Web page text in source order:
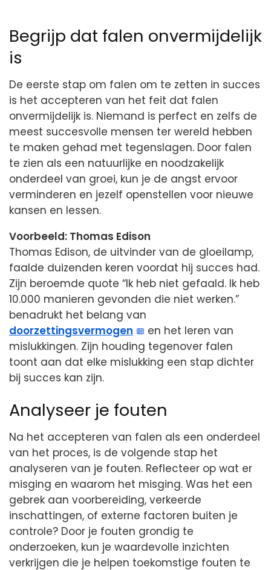
Begrijp dat falen onvermijdelijk
is
De eerste stap om falen om te zetten in succes
is het accepteren van het feit dat falen
onvermijdelijk is. Niemand is perfect en zelfs de
meest succesvolle mensen ter wereld hebben
te maken gehad met tegenslagen. Door falen
te zien als een natuurlijke en noodzakelijk
onderdeel van groei, kun je de angst ervoor
verminderen en jezelf openstellen voor nieuwe
kansen en lessen.
Voorbeeld: Thomas Edison
Thomas Edison, de uitvinder van de gloeilamp,
faalde duizenden keren voordat hij succes had.
Zijn beroemde quote “Ik heb niet gefaald. Ik heb
10.000 manieren gevonden die niet werken.”
benadrukt het belang van
doorzettingsvermogen
en het leren van
mislukkingen. Zijn houding tegenover falen
toont aan dat elke mislukking een stap dichter
bij succes kan zijn.
Analyseer je fouten
Na het accepteren van falen als een onderdeel
van het proces, is de volgende stap het
analyseren van je fouten. Reflecteer op wat er
misging en waarom het misging. Was het een
gebrek aan voorbereiding, verkeerde
inschattingen, of externe factoren buiten je
controle? Door je fouten grondig te
onderzoeken, kun je waardevolle inzichten
verkrijgen die je helpen toekomstige fouten te